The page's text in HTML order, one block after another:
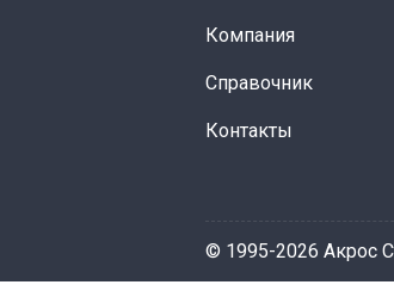
Компания
Справочник
Контакты
© 1995-2026 Акрос